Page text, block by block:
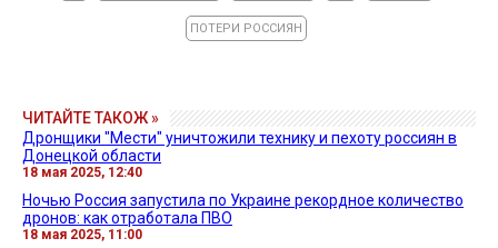
ПОТЕРИ РОССИЯН
ЧИТАЙТЕ ТАКОЖ »
Дронщики "Мести" уничтожили технику и пехоту россиян в
Донецкой области
18 мая 2025, 12:40
Ночью Россия запустила по Украине рекордное количество
дронов: как отработала ПВО
18 мая 2025, 11:00